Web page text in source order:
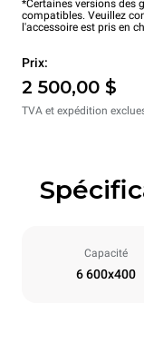
*Certaines versions des
compatibles. Veuillez
l'accessoire est pris en
Prix:
2 500,00 $
TVA et expédition
Capacité
6 600x400